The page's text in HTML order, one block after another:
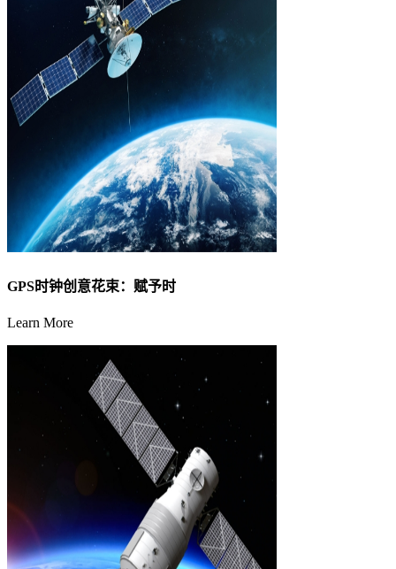
GPS时钟创意花束：赋予时
Learn More